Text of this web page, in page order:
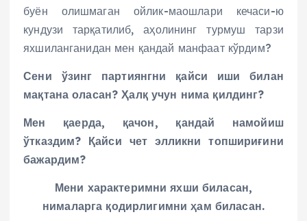
буён олишмаган ойлик-маошлари кечаси-ю
кундузи тарқатилиб, аҳолининг турмуш тарзи
яхшиланганидан мен қандай манфаат кўрдим?
Сени ўзинг партиянгни қайси иши билан
мақтана оласан? Ҳалқ учун нима қилдинг?
Мен қаерда, қачон, қандай намойиш
ўтказдим? Қайси чет элликни топшириғини
бажардим?
Мени характеримни яхши биласан,
нималарга қодирлигимни ҳам биласан.